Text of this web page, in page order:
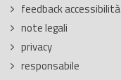
feedback accessibilità
note legali
privacy
responsabile